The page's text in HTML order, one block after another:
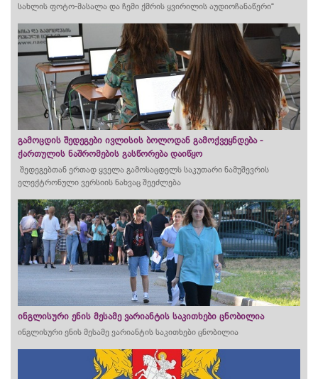
სახლის ფოტო-მასალა და ჩემი ქმრის ყვირილის აუდიოჩანაწერი“
გამოცდის შედეგები ივლისის ბოლოდან გამოქვეყნდება -
ქართულის ნაშრომების გასწორება დაიწყო
შედეგებთან ერთად ყველა გამოსაცდელს საკუთარი ნამუშევრის
ელექტრონული ვერსიის ნახვაც შეეძლება
ინგლისური ენის მესამე ვარიანტის საკითხები ცნობილია
ინგლისური ენის მესამე ვარიანტის საკითხები ცნობილია